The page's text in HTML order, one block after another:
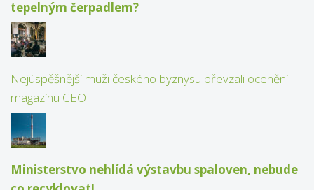
tepelným čerpadlem?
Nejúspěšnější muži českého byznysu převzali ocenění
magazínu CEO
Ministerstvo nehlídá výstavbu spaloven, nebude